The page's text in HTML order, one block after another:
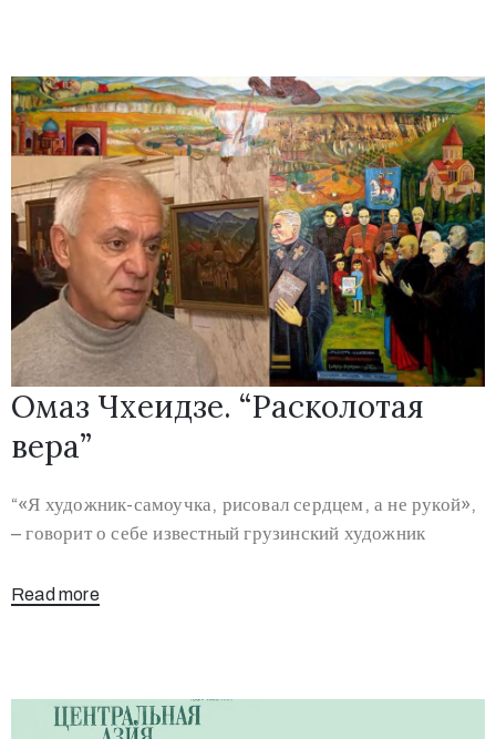
Омаз Чхеидзе. “Расколотая
вера”
“«Я художник-самоучка, рисовал сердцем, а не рукой»,
– говорит о себе известный грузинский художник
Read more